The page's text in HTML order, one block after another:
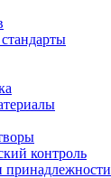
контроль
принадлежности